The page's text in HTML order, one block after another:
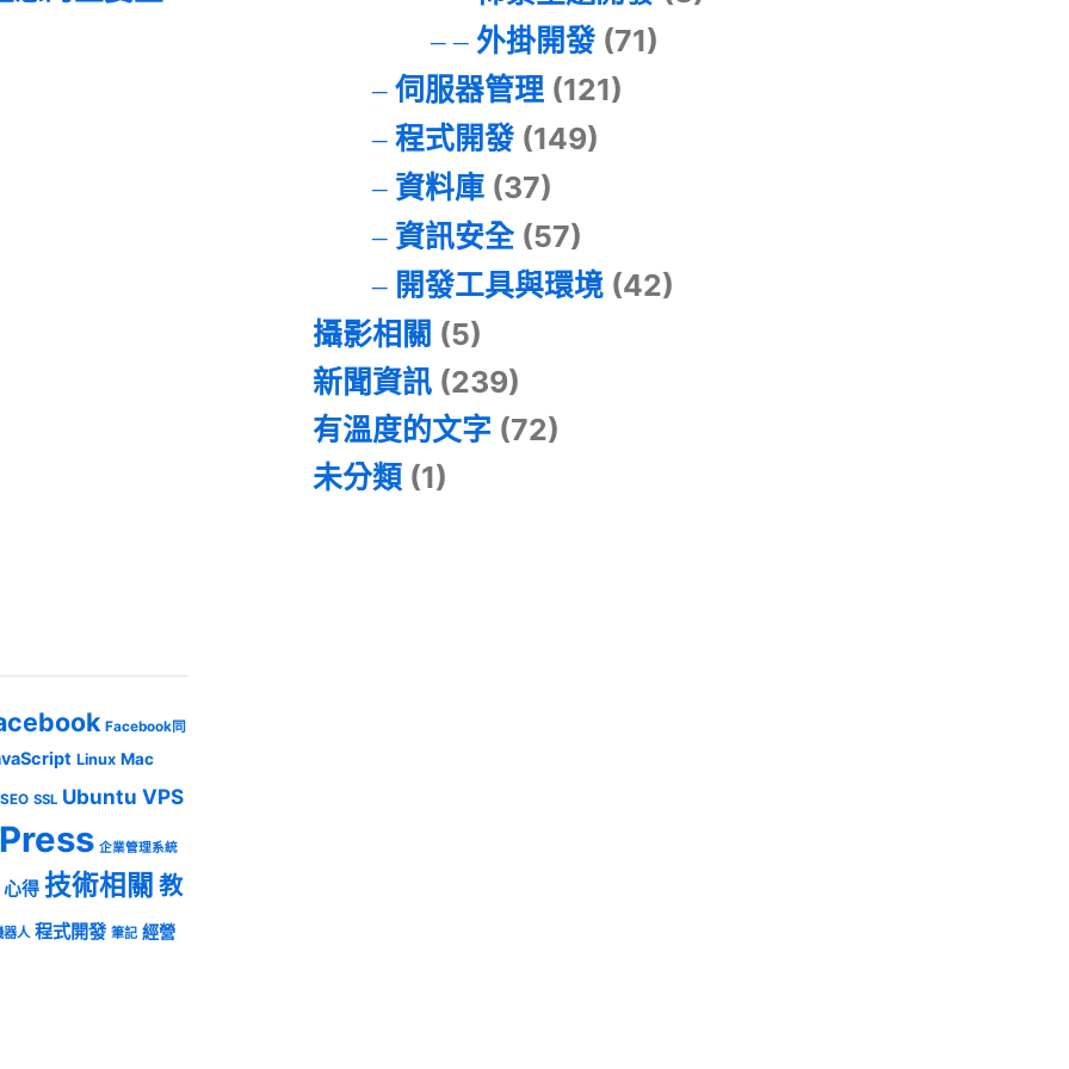
外掛開發(71)
伺服器管理(121)
程式開發(149)
資料庫(37)
資訊安全(57)
開發工具與環境(42)
攝影相關 (5)
新聞資訊 (239)
有溫度的文字 (72)
未分類 (1)
Facebook同
Linux Mac
SEO SSL Ubuntu VPS
企業管理系統
心得 技術相關 教
器人 程式開發 筆記 經營